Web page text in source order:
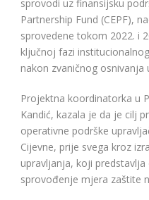
sprovodi uz finansijsku
Partnership Fund (CEPF),
sprovedene tokom 2022. i
ključnoj fazi
nakon zvaničnog osnivanja
Projektna koordinatorka u
Kandić, kazala je da je cilj
operativne podrške
Cijevne, prije svega kroz
upravljanja, koji
sprovođenje mjera zaštite